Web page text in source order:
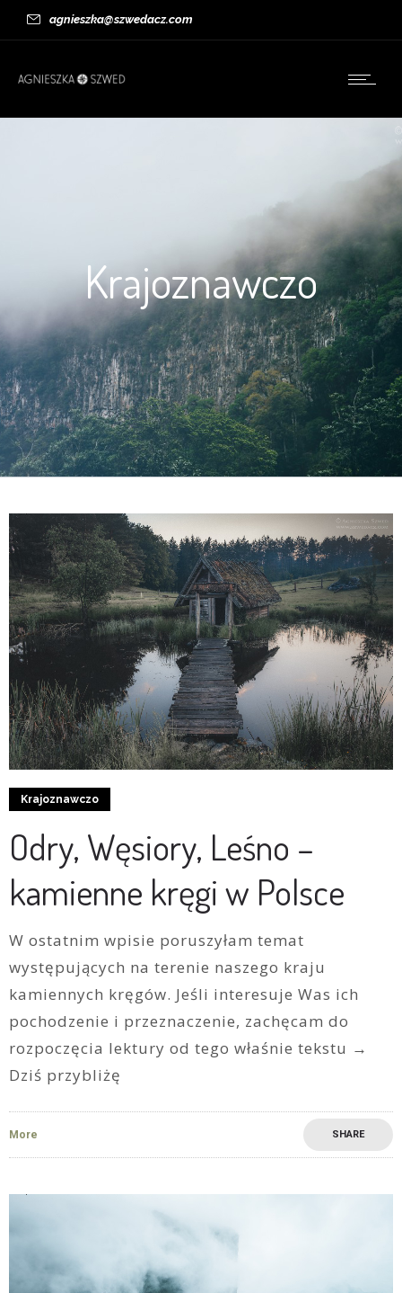
agnieszka@szwedacz.com
Krajoznawczo
Krajoznawczo
Odry, Węsiory, Leśno –
kamienne kręgi w Polsce
W ostatnim wpisie poruszyłam temat
występujących na terenie naszego kraju
kamiennych kręgów. Jeśli interesuje Was ich
pochodzenie i przeznaczenie, zachęcam do
rozpoczęcia lektury od tego właśnie tekstu →
Dziś przybliżę
More SHARE